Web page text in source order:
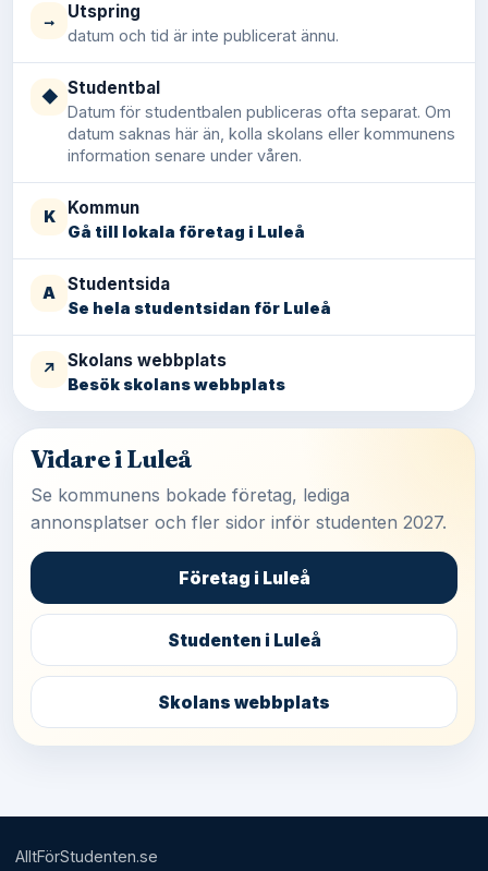
→ Utspring
datum och tid är inte publicerat ännu.
◆ Studentbal
Datum för studentbalen publiceras ofta separat. Om
datum saknas här än, kolla skolans eller kommunens
information senare under våren.
K Kommun
Gå till lokala företag i Luleå
A Studentsida
Se hela studentsidan för Luleå
↗ Skolans webbplats
Besök skolans webbplats
Vidare i Luleå
Se kommunens bokade företag, lediga
annonsplatser och fler sidor inför studenten 2027.
Företag i Luleå
Studenten i Luleå
Skolans webbplats
AlltFörStudenten.se